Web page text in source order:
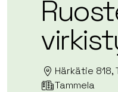
Härkätie 818,
Tammela